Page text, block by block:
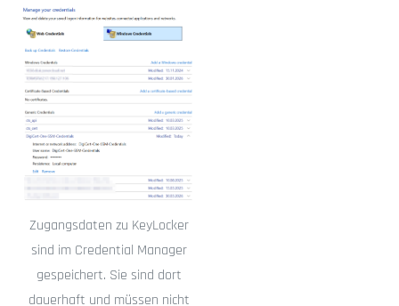
Zugangsdaten zu KeyLocker
sind im Credential Manager
gespeichert. Sie sind dort
dauerhaft und müssen nicht